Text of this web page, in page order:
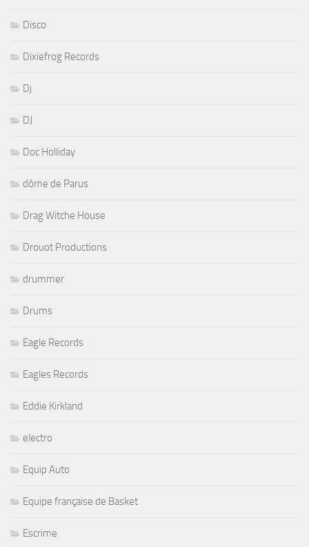
Disco
Dixiefrog Records
Dj
DJ
Doc Holliday
dôme de Parus
Drag Witche House
Drouot Productions
drummer
Drums
Eagle Records
Eagles Records
Eddie Kirkland
electro
Equip Auto
Equipe française de Basket
Escrime